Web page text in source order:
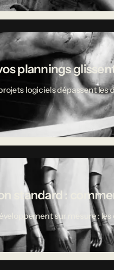
plannings
logiciels dépassent
standard :
sur mesure :